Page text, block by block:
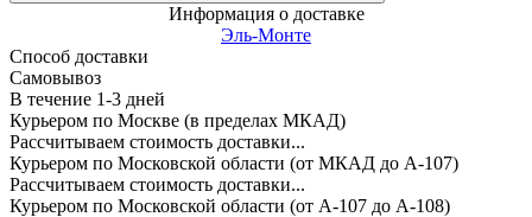
Информация о доставке
Эль-Монте
Способ доставки
Самовывоз
В течение 1-3 дней
Курьером по Москве (в пределах МКАД)
Рассчитываем стоимость доставки...
Курьером по Московской области (от МКАД до А-107)
Рассчитываем стоимость доставки...
Курьером по Московской области (от А-107 до А-108)